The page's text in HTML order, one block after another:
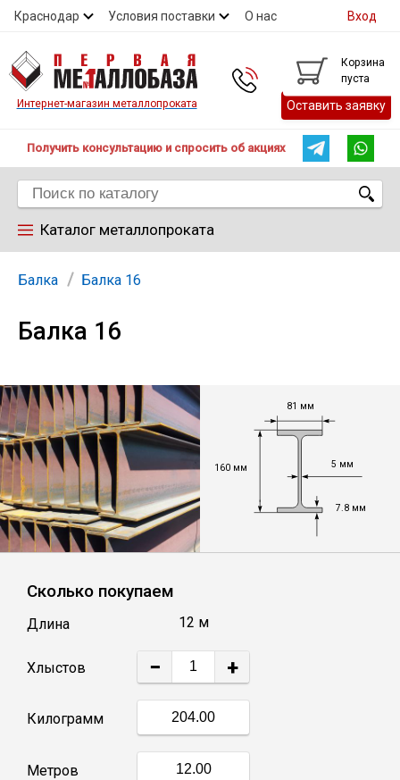
Краснодар Условия поставки О нас
Контакты
Контакты
Вход
Интернет-магазин металлопроката
Корзина
пуста
Оставить заявку
Получить консультацию и спросить об акциях
Каталог металлопроката
Арматура
Труба
Лист
Уголок
Балка
Швеллер
Квадрат
Труба профильная
Катанка
Полоса
Балка Балка 16
Балка 16
160 мм
81 мм
5 мм
7.8 мм
Сколько покупаем
Длина 12 м
Хлыстов − +
Килограмм
Метров